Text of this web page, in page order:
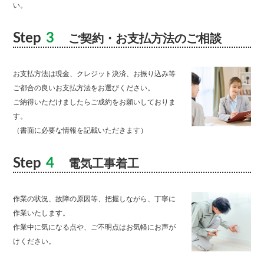
い。
Step 3 ご契約・お支払方法のご相談
お支払方法は現金、クレジット決済、お振り込み等
ご都合の良いお支払方法をお選びください。
ご納得いただけましたらご成約をお願いしておりま
す。
（書面に必要な情報を記載いただきます）
Step 4 電気工事着工
作業の状況、故障の原因等、把握しながら、丁寧に
作業いたします。
作業中に気になる点や、ご不明点はお気軽にお声が
けください。